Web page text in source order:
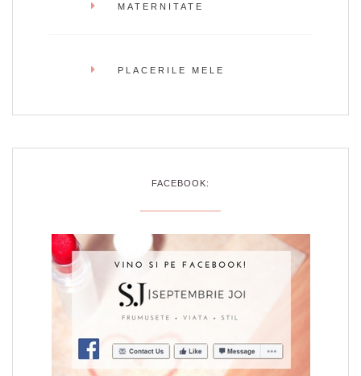
MATERNITATE
PLACERILE MELE
FACEBOOK: